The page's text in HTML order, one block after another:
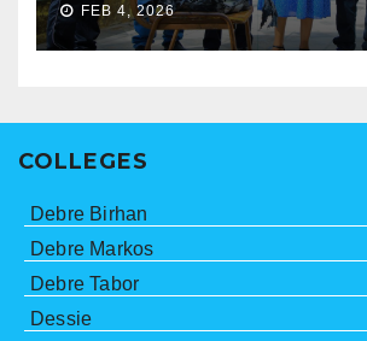
FEB 4, 2026
COLLEGES
Debre Birhan
Debre Markos
Debre Tabor
Dessie